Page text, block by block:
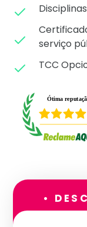
serviço
TCC
•